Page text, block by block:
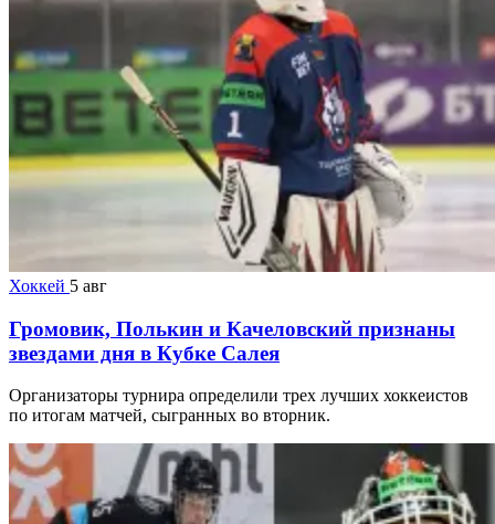
Хоккей 5 авг
Громовик, Полькин и Качеловский признаны
звездами дня в Кубке Салея
Организаторы турнира определили трех лучших хоккеистов
по итогам матчей, сыгранных во вторник.